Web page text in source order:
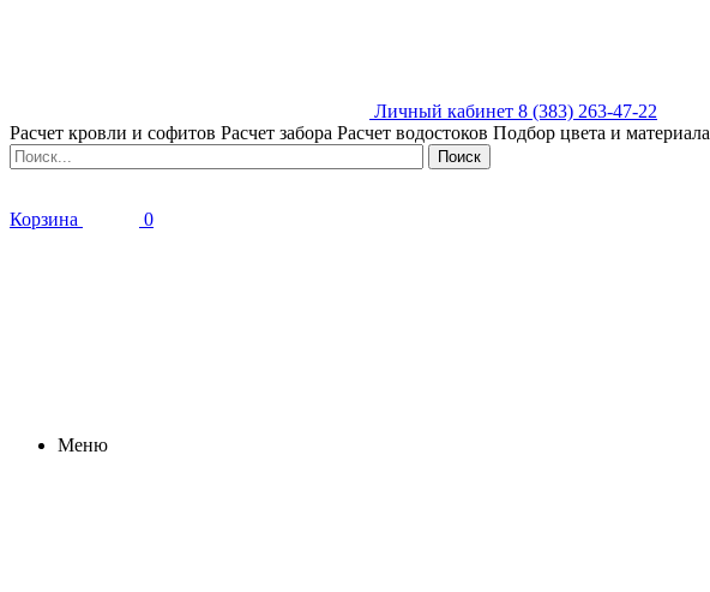
Личный кабинет 8 (383) 263-47-22
Расчет кровли и софитов Расчет забора Расчет водостоков Подбор цвета и материала
Корзина 0
Меню